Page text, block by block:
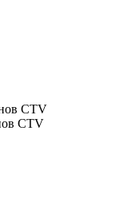
CTV
CTV